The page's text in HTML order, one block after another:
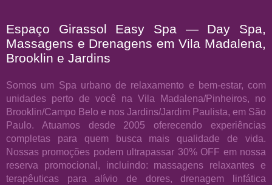
Espaço Girassol Easy Spa — Day Spa,
Massagens e Drenagens em Vila Madalena,
Brooklin e Jardins
Somos um Spa urbano de relaxamento e bem-estar, com
unidades perto de você na Vila Madalena/Pinheiros, no
Brooklin/Campo Belo e nos Jardins/Jardim Paulista, em São
Paulo. Atuamos desde 2005 oferecendo experiências
completas para quem busca mais qualidade de vida.
Nossas promoções podem ultrapassar 30% OFF em nossa
reserva promocional, incluindo: massagens relaxantes e
terapêuticas para alívio de dores, drenagem linfática